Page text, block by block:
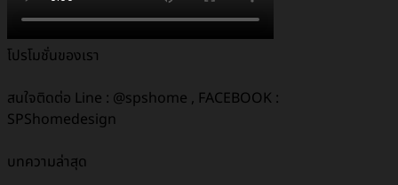
โปรโมชั่นของเรา
สนใจติดต่อ Line : @spshome , FACEBOOK :
SPShomedesign
บทความล่าสุด